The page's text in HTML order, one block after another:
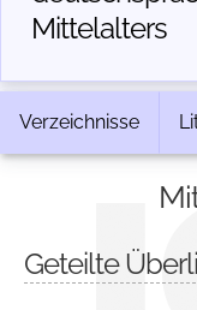
Mittelalters
Verzeichnisse
Geteilte